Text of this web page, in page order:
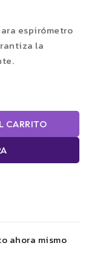
espirómetro
la
CARRITO
ahora mismo